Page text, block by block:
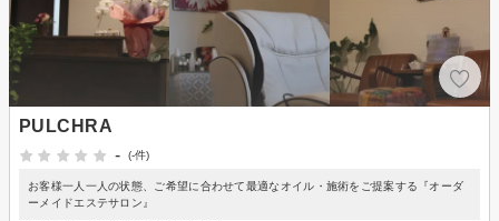
PULCHRA
-
(-件)
お客様一人一人の状態、ご希望に合わせて最適なオイル・施術をご提案する『オーダ
ーメイドエステサロン』